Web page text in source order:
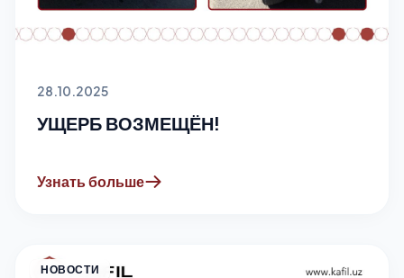
28.10.2025
УЩЕРБ ВОЗМЕЩЁН!
Узнать больше
НОВОСТИ